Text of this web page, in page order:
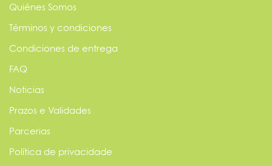
Quiénes Somos
Términos y condiciones
Condiciones de entrega
FAQ
Noticias
Prazos e Validades
Parcerias
Política de privacidade